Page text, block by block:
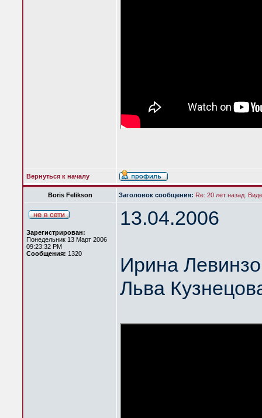
Вернуться к началу
Boris Felikson Заголовок сообщения: Re: 20 лет назад.
Зарегистрирован:
Понедельник 13 Март 2006
09:23:32 PM
Сообщения: 1320
13.04.2006
Ирина
Льва